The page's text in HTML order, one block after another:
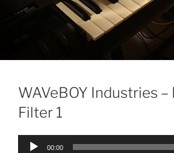
WAVeBOY Industries –
Filter 1
Audio-
00:00